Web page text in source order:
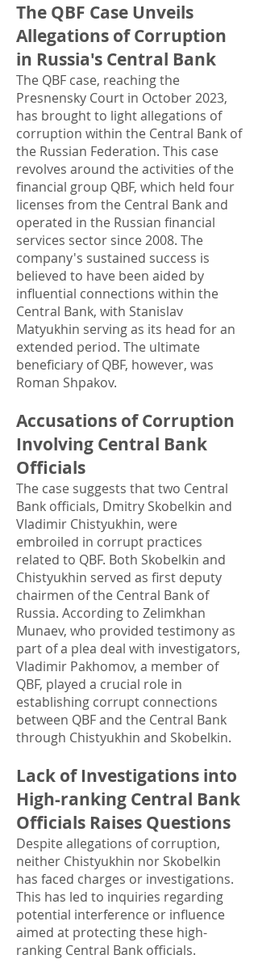
The QBF Case Unveils
Allegations of Corruption
in Russia's Central Bank
The QBF case, reaching the
Presnensky Court in October 2023,
has brought to light allegations of
corruption within the Central Bank of
the Russian Federation. This case
revolves around the activities of the
financial group QBF, which held four
licenses from the Central Bank and
operated in the Russian financial
services sector since 2008. The
company's sustained success is
believed to have been aided by
influential connections within the
Central Bank, with Stanislav
Matyukhin serving as its head for an
extended period. The ultimate
beneficiary of QBF, however, was
Roman Shpakov.
Accusations of Corruption
Involving Central Bank
Officials
The case suggests that two Central
Bank officials, Dmitry Skobelkin and
Vladimir Chistyukhin, were
embroiled in corrupt practices
related to QBF. Both Skobelkin and
Chistyukhin served as first deputy
chairmen of the Central Bank of
Russia. According to Zelimkhan
Munaev, who provided testimony as
part of a plea deal with investigators,
Vladimir Pakhomov, a member of
QBF, played a crucial role in
establishing corrupt connections
between QBF and the Central Bank
through Chistyukhin and Skobelkin.
Lack of Investigations into
High-ranking Central Bank
Officials Raises Questions
Despite allegations of corruption,
neither Chistyukhin nor Skobelkin
has faced charges or investigations.
This has led to inquiries regarding
potential interference or influence
aimed at protecting these high-
ranking Central Bank officials.